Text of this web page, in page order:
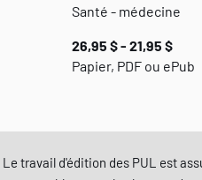
Santé - médecine
26,95 $ - 21,95 $
Papier, PDF ou ePub
Le travail d'édition des PUL est